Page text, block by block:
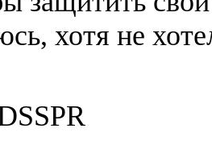
хотя не